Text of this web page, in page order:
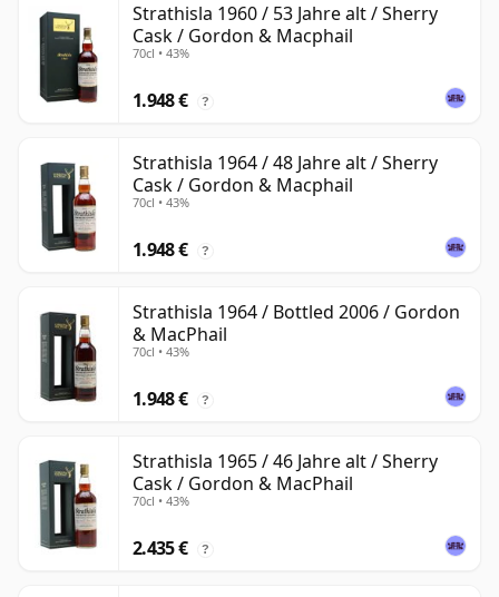
Strathisla 1960 / 53 Jahre alt / Sherry
Cask / Gordon & Macphail
70cl • 43%
1.948 € ?
Strathisla 1964 / 48 Jahre alt / Sherry
Cask / Gordon & Macphail
70cl • 43%
1.948 € ?
Strathisla 1964 / Bottled 2006 / Gordon
& MacPhail
70cl • 43%
1.948 € ?
Strathisla 1965 / 46 Jahre alt / Sherry
Cask / Gordon & MacPhail
70cl • 43%
2.435 € ?